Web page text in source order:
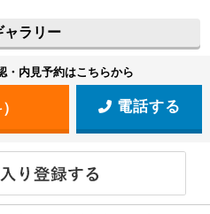
ャラリー
・内見予約はこちらから
電話する